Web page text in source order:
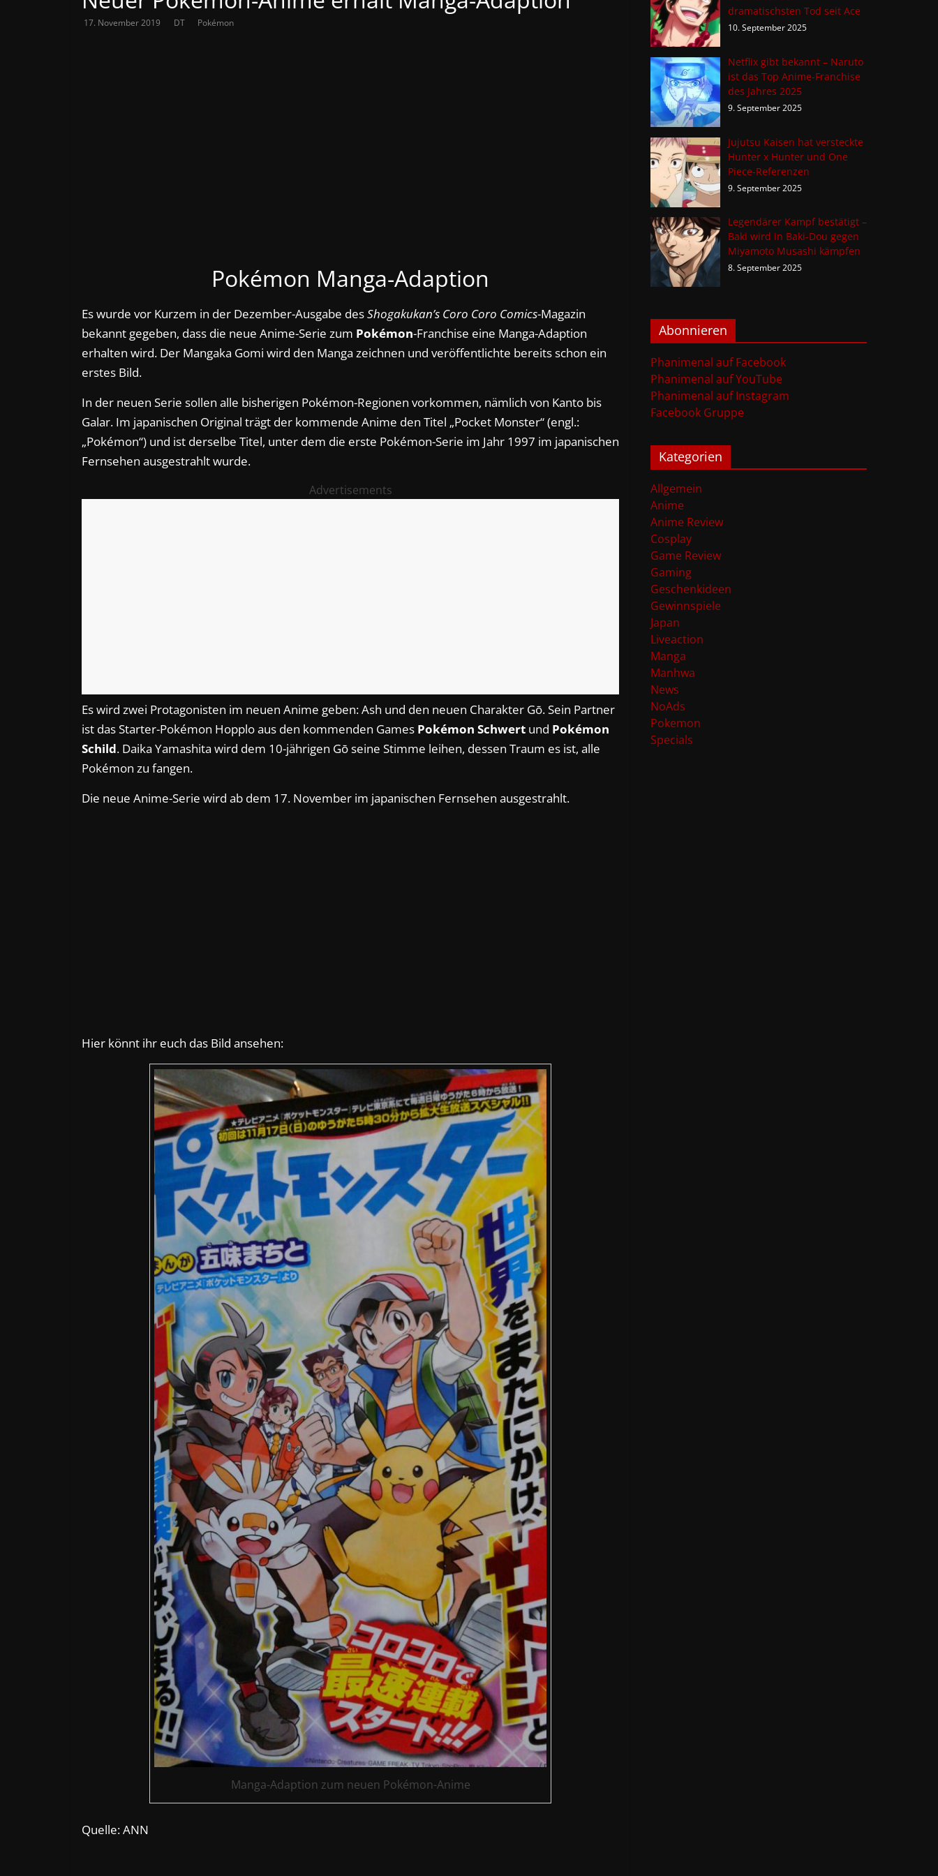
17. November 2019 DT Pokémon
Pokémon Manga-Adaption
Es wurde vor Kurzem in der Dezember-Ausgabe desShogakukan’s Coro Coro Comics-Magazin
bekannt gegeben, dass die neue Anime-Serie zum Pokémon-Franchise eine Manga-Adaption
erhalten wird. Der Mangaka Gomi wird den Manga zeichnen und veröffentlichte bereits schon ein
erstes Bild.
In der neuen Serie sollen alle bisherigen Pokémon-Regionen vorkommen, nämlich von Kanto bis
Galar. Im japanischen Original trägt der kommende Anime den Titel „Pocket Monster“ (engl.:
„Pokémon“) und ist derselbe Titel, unter dem die erste Pokémon-Serie im Jahr 1997 im japanischen
Fernsehen ausgestrahlt wurde.
Advertisements
Es wird zwei Protagonisten im neuen Anime geben: Ash und den neuen Charakter Gō. Sein Partner
ist das Starter-Pokémon Hopplo aus den kommenden Games Pokémon Schwert und Pokémon
Schild. Daika Yamashita wird dem 10-jährigen Gō seine Stimme leihen, dessen Traum es ist, alle
Pokémon zu fangen.
Die neue Anime-Serie wird ab dem 17. November im japanischen Fernsehen ausgestrahlt.
Hier könnt ihr euch das Bild ansehen:
Manga-Adaption zum neuen Pokémon-Anime
Quelle: ANN
dramatischsten Tod seit Ace
10. September 2025
Netflix gibt bekannt – Naruto
ist das Top Anime-Franchise
des Jahres 2025
9. September 2025
Jujutsu Kaisen hat versteckte
Hunter x Hunter und One
Piece-Referenzen
9. September 2025
Legendärer Kampf bestätigt –
Baki wird in Baki-Dou gegen
Miyamoto Musashi kämpfen
8. September 2025
Abonnieren
Phanimenal auf Facebook
Phanimenal auf YouTube
Phanimenal auf Instagram
Facebook Gruppe
Kategorien
Allgemein
Anime
Anime Review
Cosplay
Game Review
Gaming
Geschenkideen
Gewinnspiele
Japan
Liveaction
Manga
Manhwa
News
NoAds
Pokemon
Specials